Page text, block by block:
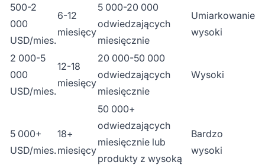
500-2
000
USD/mies.
6-12
miesięcy
5 000-20 000
odwiedzających
miesięcznie
Umiarkowanie
wysoki
2 000-5
000
USD/mies.
12-18
miesięcy
20 000-50 000
odwiedzających
miesięcznie
Wysoki
5 000+
USD/mies.
18+
miesięcy
50 000+
odwiedzających
miesięcznie lub
produkty z wysoką
Bardzo
wysoki